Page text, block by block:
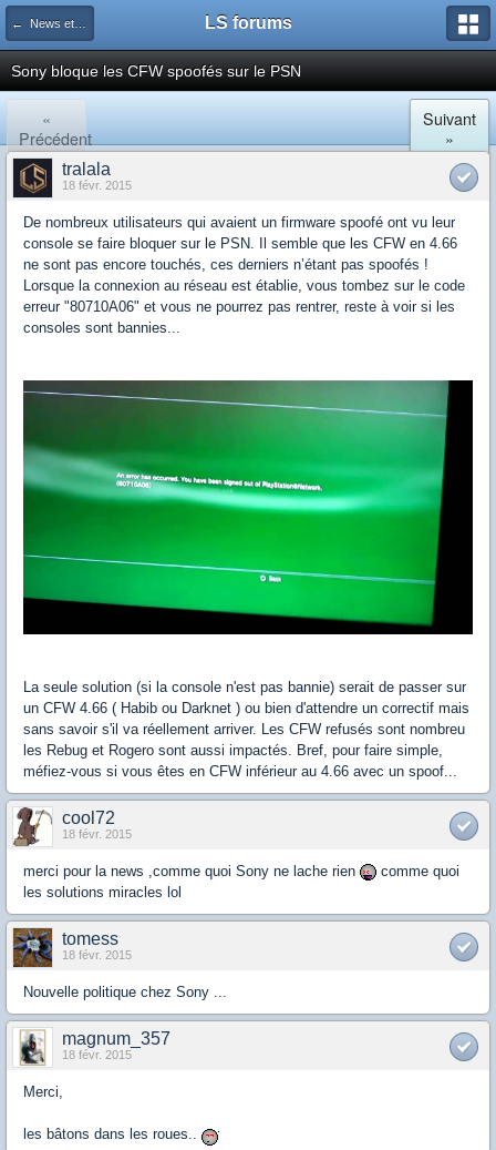
← News et actualités postées sur LS LS forums
Sony bloque les CFW spoofés sur le PSN
«
Précédent
Suivant
»
tralala
18 févr. 2015
De nombreux utilisateurs qui avaient un firmware spoofé ont vu leur
console se faire bloquer sur le PSN. Il semble que les CFW en 4.66
ne sont pas encore touchés, ces derniers n’étant pas spoofés !
Lorsque la connexion au réseau est établie, vous tombez sur le code
erreur "80710A06" et vous ne pourrez pas rentrer, reste à voir si les
consoles sont bannies...
La seule solution (si la console n'est pas bannie) serait de passer sur
un CFW 4.66 ( Habib ou Darknet ) ou bien d'attendre un correctif mais
sans savoir s'il va réellement arriver. Les CFW refusés sont nombreu
les Rebug et Rogero sont aussi impactés. Bref, pour faire simple,
méfiez-vous si vous êtes en CFW inférieur au 4.66 avec un spoof...
cool72
18 févr. 2015
merci pour la news ,comme quoi Sony ne lache rien
comme quoi
les solutions miracles lol
tomess
18 févr. 2015
Nouvelle politique chez Sony ...
magnum_357
18 févr. 2015
Merci,
les bâtons dans les roues..